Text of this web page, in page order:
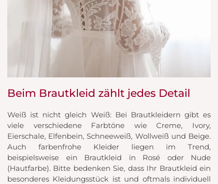
Beim Brautkleid zählt jedes Detail
Weiß ist nicht gleich Weiß: Bei Brautkleidern gibt es
viele verschiedene Farbtöne wie Creme, Ivory,
Eierschale, Elfenbein, Schneeweiß, Wollweiß und Beige.
Auch farbenfrohe Kleider liegen im Trend,
beispielsweise ein Brautkleid in Rosé oder Nude
(Hautfarbe). Bitte bedenken Sie, dass Ihr Brautkleid ein
besonderes Kleidungsstück ist und oftmals individuell